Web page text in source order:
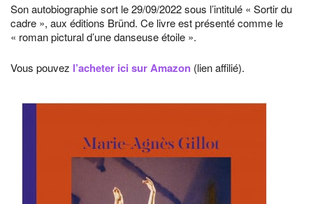
Son autobiographie sort le 29/09/2022 sous l’intitulé « Sortir du
cadre », aux éditions Bründ. Ce livre est présenté comme le
« roman pictural d’une danseuse étoile ».
Vous pouvez l’acheter ici sur Amazon (lien affilié).